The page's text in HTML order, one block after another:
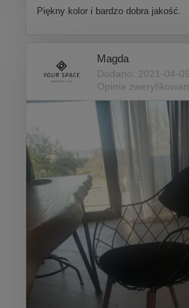
Piękny kolor i bardzo dobra jakość.
Magda
Dodano: 2021-04-09
Opinia